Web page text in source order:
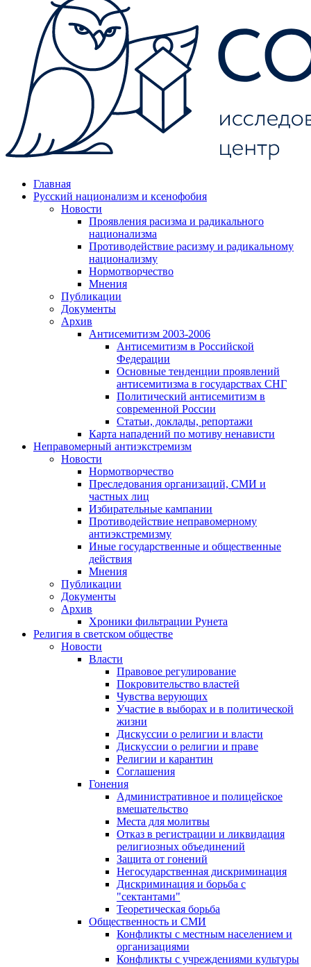
Главная
Русский национализм и ксенофобия
Новости
Проявления расизма и радикального
национализма
Противодействие расизму и радикальному
национализму
Нормотворчество
Мнения
Публикации
Документы
Архив
Антисемитизм 2003-2006
Антисемитизм в Российской
Федерации
Основные тенденции проявлений
антисемитизма в государствах СНГ
Политический антисемитизм в
современной России
Статьи, доклады, репортажи
Карта нападений по мотиву ненависти
Неправомерный антиэкстремизм
Новости
Нормотворчество
Преследования организаций, СМИ и
частных лиц
Избирательные кампании
Противодействие неправомерному
антиэкстремизму
Иные государственные и общественные
действия
Мнения
Публикации
Документы
Архив
Хроники фильтрации Рунета
Религия в светском обществе
Новости
Власти
Правовое регулирование
Покровительство властей
Чувства верующих
Участие в выборах и в политической
жизни
Дискуссии о религии и власти
Дискуссии о религии и праве
Религии и карантин
Соглашения
Гонения
Административное и полицейское
вмешательство
Места для молитвы
Отказ в регистрации и ликвидация
религиозных объединений
Защита от гонений
Негосударственная дискриминация
Дискриминация и борьба с
"сектантами"
Теоретическая борьба
Общественность и СМИ
Конфликты с местным населением и
организациями
Конфликты с учреждениями культуры